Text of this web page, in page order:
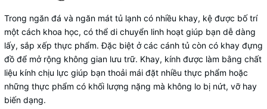
Trong ngăn đá và ngăn mát tủ lạnh có nhiều khay, kệ được bố trí
một cách khoa học, có thể di chuyển linh hoạt giúp bạn dễ dàng
lấy, sắp xếp thực phẩm. Đặc biệt ở các cánh tủ còn có khay đựng
đồ để mở rộng không gian lưu trữ. Khay, kính được làm bằng chất
liệu kính chịu lực giúp bạn thoải mái đặt nhiều thực phẩm hoặc
những thực phẩm có khối lượng nặng mà không lo bị nứt, vỡ hay
biến dạng.